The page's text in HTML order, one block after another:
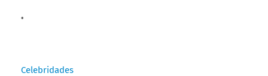
Celebridades